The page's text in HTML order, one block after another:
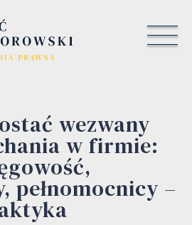
wezwany
w firmie:
pełnomocnicy –